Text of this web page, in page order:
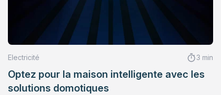
Electricité 3 min
Optez pour la maison intelligente avec les
solutions domotiques